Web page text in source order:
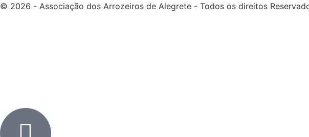
© 2026 - Associação dos Arrozeiros de Alegrete - Todos os direitos